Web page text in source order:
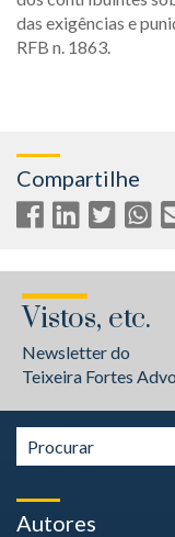
das exigências e
RFB n. 1863.
Compartilhe
Vistos, etc.
Newsletter do
Teixeira Fortes
Autores